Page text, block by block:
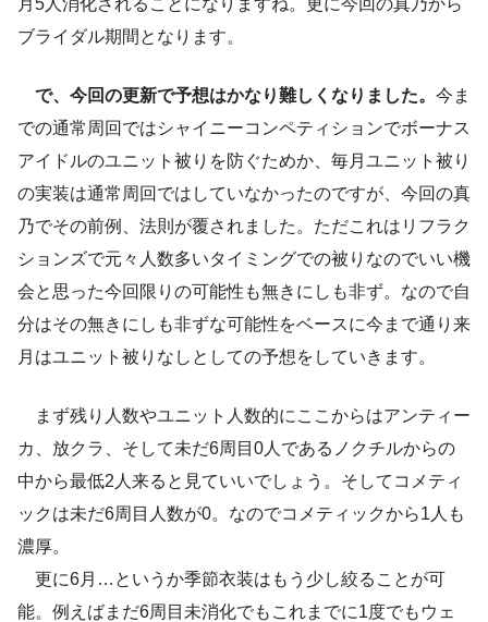
ブライダル期間となります。
で、今回の更新で予想はかなり難しくなりました。 今ま
での通常周回ではシャイニーコンペティションでボーナス
アイドルのユニット被りを防ぐためか、毎月ユニット被り
の実装は通常周回ではしていなかったのですが、今回の真
乃でその前例、法則が覆されました。ただこれはリフラク
ションズで元々人数多いタイミングでの被りなのでいい機
会と思った今回限りの可能性も無きにしも非ず。なので自
分はその無きにしも非ずな可能性をベースに今まで通り来
月はユニット被りなしとしての予想をしていきます。
まず残り人数やユニット人数的にここからはアンティー
カ、放クラ、そして未だ6周目0人であるノクチルからの
中から最低2人来ると見ていいでしょう。そしてコメティ
ックは未だ6周目人数が0。なのでコメティックから1人も
濃厚。
更に6月…というか季節衣装はもう少し絞ることが可
能。例えばまだ6周目未消化でもこれまでに1度でもウェ